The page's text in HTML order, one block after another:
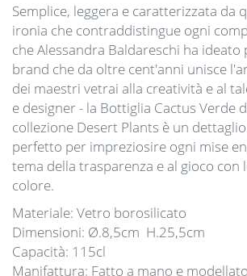
Semplice, leggera e caratterizzata da
ironia che contraddistingue ogni
che Alessandra Baldareschi ha ideato
brand che da oltre cent'anni unisce
dei maestri vetrai alla creatività e al
e designer - la Bottiglia Cactus Verde
collezione Desert Plants è un
perfetto per impreziosire ogni mise
tema della trasparenza e al gioco con
colore.
Materiale: Vetro borosilicato
Dimensioni: Ø.8,5cm H.25,5cm
Capacità: 115cl
Manifattura: Fatto a mano e